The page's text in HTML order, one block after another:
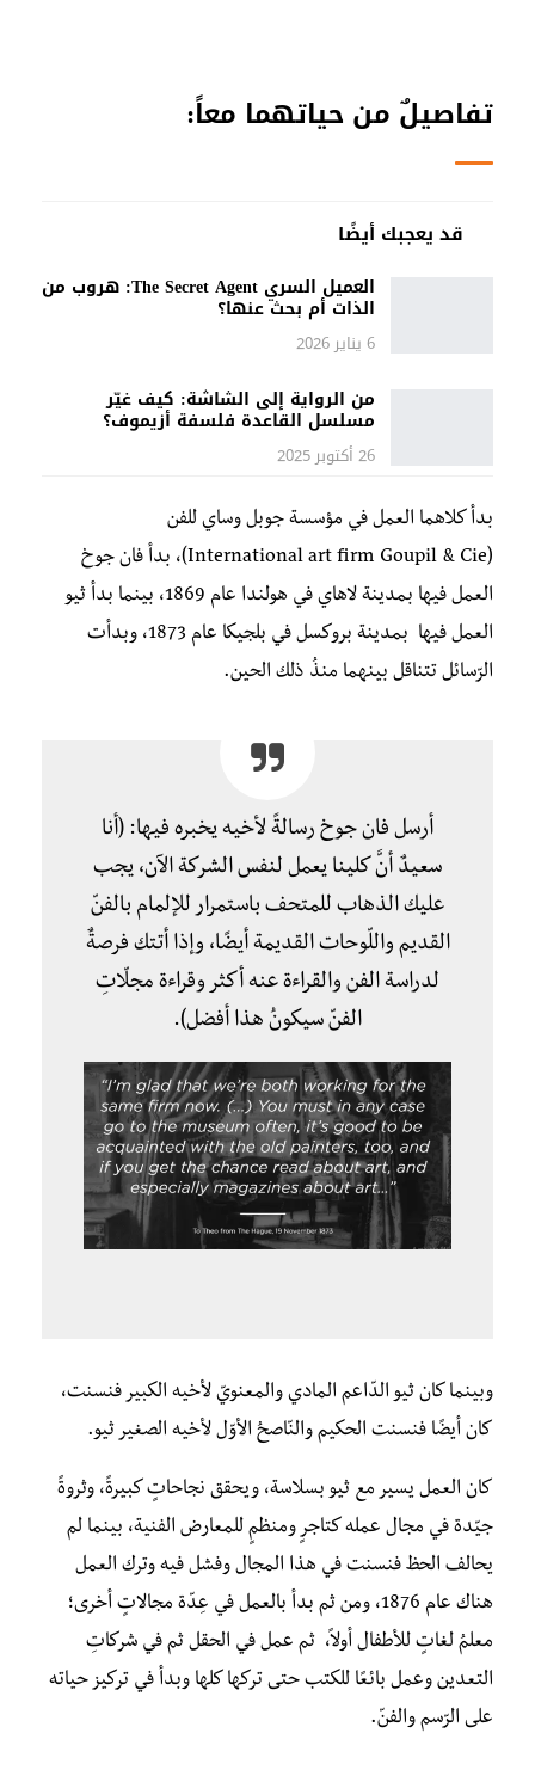
تفاصيلٌ من حياتهما معاً:
قد يعجبك أيضًا
العميل السري The Secret Agent: هروب من
الذات أم بحث عنها؟
6 يناير 2026
من الرواية إلى الشاشة: كيف غيّر
مسلسل القاعدة فلسفة أزيموف؟
26 أكتوبر 2025
بدأ كلاهما العمل في مؤسسة جوبل وساي للفن
(International art firm Goupil & Cie)، بدأ فان جوخ
العمل فيها بمدينة لاهاي في هولندا عام 1869، بينما بدأ ثيو
العمل فيها بمدينة بروكسل في بلجيكا عام 1873، وبدأت
الرّسائل تتناقل بينهما منذُ ذلك الحين.
أرسل فان جوخ رسالةً لأخيه يخبره فيها: (أنا
سعيدٌ أنَّ كلينا يعمل لنفس الشركة الآن، يجب
عليك الذهاب للمتحف باستمرار للإلمام بالفنّ
القديم واللّوحات القديمة أيضًا، وإذا أتتك فرصةٌ
لدراسة الفن والقراءة عنه أكثر وقراءة مجلّاتِ
الفنّ سيكونُ هذا أفضل).
وبينما كان ثيو الدّاعم المادي والمعنويّ لأخيه الكبير فنسنت،
كان أيضًا فنسنت الحكيم والنّاصحُ الأوّل لأخيه الصغير ثيو.
كان العمل يسير مع ثيو بسلاسة، ويحقق نجاحاتٍ كبيرةً، وثروةً
جيّدة في مجال عمله كتاجرٍ ومنظمٍ للمعارض الفنية، بينما لم
يحالف الحظ فنسنت في هذا المجال وفشل فيه وترك العمل
هناك عام 1876، ومن ثم بدأ بالعمل في عِدّة مجالاتٍ أخرى؛
معلمُ لغاتٍ للأطفال أولاً، ثم عمل في الحقل ثم في شركاتِ
التعدين وعمل بائعًا للكتب حتى تركها كلها وبدأ في تركيز حياته
على الرّسم والفنّ.